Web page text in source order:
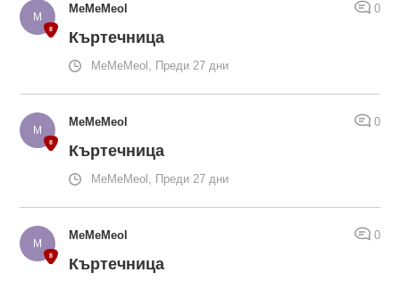
MeMeMeol 0
Къртечница
MeMeMeol, Преди 27 дни
MeMeMeol 0
Къртечница
MeMeMeol, Преди 27 дни
MeMeMeol 0
Къртечница